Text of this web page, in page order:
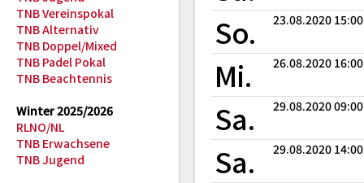
TNB Vereinspokal
TNB Alternativ
TNB Doppel/Mixed
TNB Padel Pokal
TNB Beachtennis
Winter 2025/2026
RLNO/NL
TNB Erwachsene
TNB Jugend
So. 23.08.2020 15:00
Mi. 26.08.2020 16:00
Sa. 29.08.2020 09:00
Sa. 29.08.2020 14:00